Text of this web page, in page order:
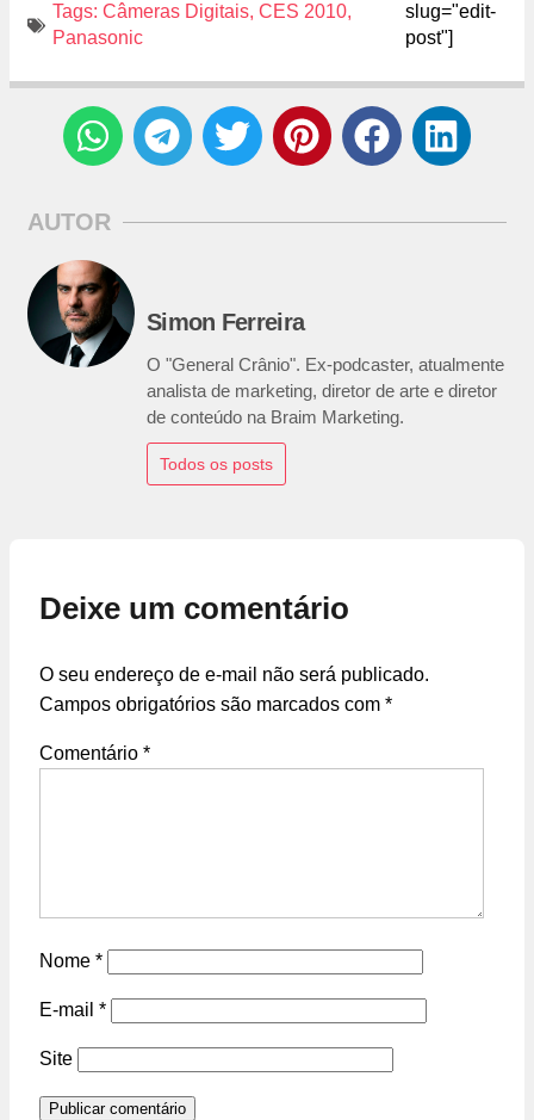
Tags: Câmeras Digitais, CES 2010,
Panasonic
slug="edit-
post"]
AUTOR
Simon Ferreira
O "General Crânio". Ex-podcaster, atualmente
analista de marketing, diretor de arte e diretor
de conteúdo na Braim Marketing.
Todos os posts
Deixe um comentário
O seu endereço de e-mail não será publicado.
Campos obrigatórios são marcados com *
Comentário *
Nome *
E-mail *
Site